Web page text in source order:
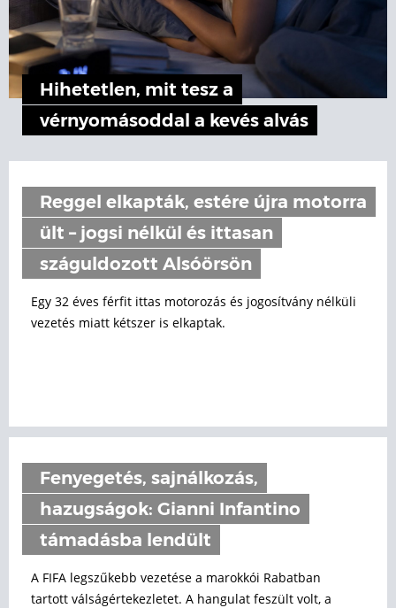
Hihetetlen, mit tesz a
vérnyomásoddal a kevés alvás
Reggel elkapták, estére újra motorra
ült – jogsi nélkül és ittasan
száguldozott Alsóörsön
Egy 32 éves férfit ittas motorozás és jogosítvány nélküli
vezetés miatt kétszer is elkaptak.
Fenyegetés, sajnálkozás,
hazugságok: Gianni Infantino
támadásba lendült
A FIFA legszűkebb vezetése a marokkói Rabatban
tartott válságértekezletet. A hangulat feszült volt, a